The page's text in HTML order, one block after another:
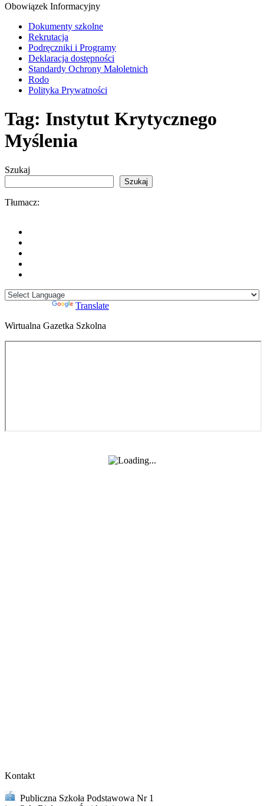
Obowiązek Informacyjny
Dokumenty szkolne
Rekrutacja
Podręczniki i Programy
Deklaracja dostępności
Standardy Ochrony Małoletnich
Rodo
Polityka Prywatności
Tag: Instytut Krytycznego
Myślenia
Szukaj
Szukaj
Tłumacz:
Translate
Wirtualna Gazetka Szkolna
Kontakt
Publiczna Szkoła Podstawowa Nr 1